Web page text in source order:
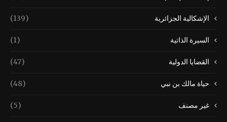
الإشكالية الجزائرية (139)
السيرة الذاتية (1)
القضايا الدولية (47)
حياة مالك بن نبي (48)
غير مصنف (5)